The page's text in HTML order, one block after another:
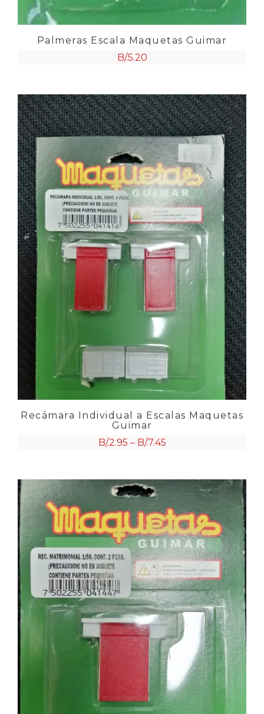
Palmeras Escala Maquetas Guimar
B/.5.20
Recámara Individual a Escalas Maquetas
Guimar
B/.2.95 – B/.7.45